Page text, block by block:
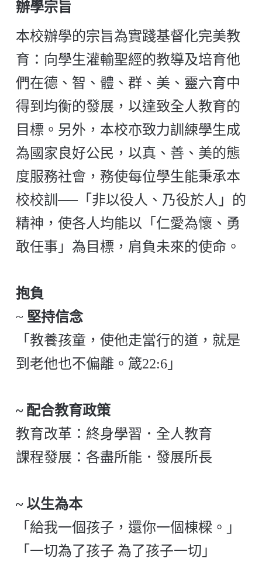
辦學宗旨
本校辦學的宗旨為實踐基督化完美教
育：向學生灌輸聖經的教導及培育他
們在德、智、體、群、美、靈六育中
得到均衡的發展，以達致全人教育的
目標。另外，本校亦致力訓練學生成
為國家良好公民，以真、善、美的態
度服務社會，務使每位學生能秉承本
校校訓──「非以役人、乃役於人」的
精神，使各人均能以「仁愛為懷、勇
敢任事」為目標，肩負未來的使命。
抱負
~ 堅持信念
「教養孩童，使他走當行的道，就是
到老他也不偏離。箴22:6」
~ 配合教育政策
教育改革：終身學習．全人教育
課程發展：各盡所能．發展所長
~ 以生為本
「給我一個孩子，還你一個棟樑。」
「一切為了孩子 為了孩子一切」